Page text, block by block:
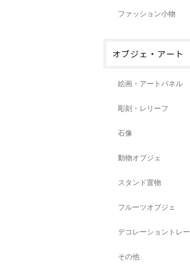
ファッション小物
絵画・アートパネル
彫刻・レリーフ
石像
動物オブジェ
スタンド置物
フルーツオブジェ
デコレーショントレー
その他